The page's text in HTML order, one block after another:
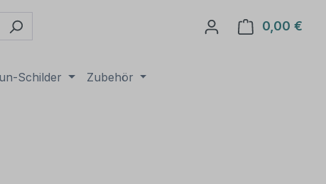
0,00 €
Schilder Zubehör